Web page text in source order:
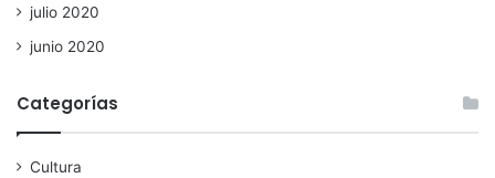
julio 2020
junio 2020
Categorías
Cultura